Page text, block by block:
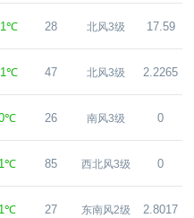
28 北风3级 17.59
47 北风3级 2.2265
26 南风3级 0
1℃ 85 西北风3级 0
1℃ 27 东南风2级 2.8017